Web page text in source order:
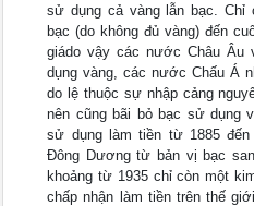
sử dụng cả vàng lẫn bạc.
bạc (do không đủ vàng) đến
giádo vậy các nước Châu Âu
dụng vàng, các nước Chấu Á
do lệ thuộc sự nhập cảng
nên cũng bãi bỏ bạc sử dụng
sử dụng làm tiền từ 1885
Đông Dương từ bản vị bạc
khoảng từ 1935 chỉ còn một
chấp nhận làm tiền trên thế